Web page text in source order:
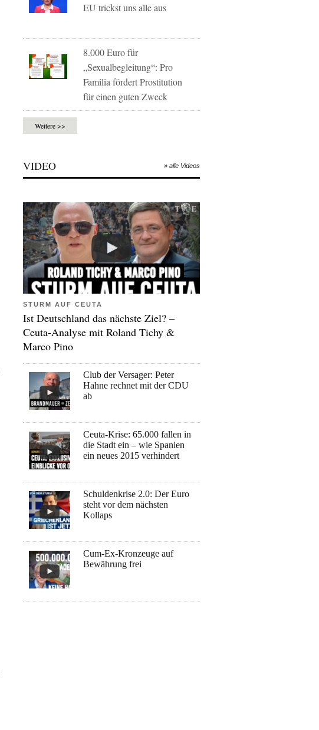
EU trickst uns alle aus
8.000 Euro für
„Sexualbegleitung“: Pro
Familia fördert Prostitution
für einen guten Zweck
Weitere >>
VIDEO » alle Videos
STURM AUF CEUTA
Ist Deutschland das nächste Ziel? –
Ceuta-Analyse mit Roland Tichy &
Marco Pino
Club der Versager: Peter
Hahne rechnet mit der CDU
ab
Ceuta-Krise: 65.000 fallen in
die Stadt ein – wie Spanien
ein neues 2015 verhindert
Schuldenkrise 2.0: Der Euro
steht vor dem nächsten
Kollaps
Cum-Ex-Kronzeuge auf
Bewährung frei